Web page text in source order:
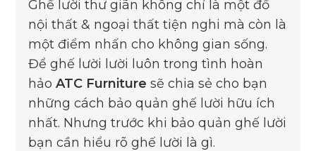
Ghế lười thư giãn không chỉ là một đồ
nội thất & ngoại thất tiện nghi mà còn là
một điểm nhấn cho không gian sống.
Để ghế lười lười luôn trong tình hoàn
hảoATC Furniture sẽ chia sẻ cho bạn
những cách bảo quản ghế lười hữu ích
nhất. Nhưng trước khi bảo quản ghế lười
bạn cần hiểu rõ ghế lười là gì.